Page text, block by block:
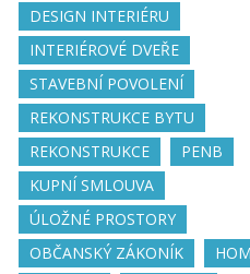
DESIGN INTERIÉRU
INTERIÉROVÉ DVEŘE
STAVEBNÍ POVOLENÍ
REKONSTRUKCE BYTU
REKONSTRUKCE
PENB
KUPNÍ SMLOUVA
ÚLOŽNÉ PROSTORY
OBČANSKÝ ZÁKONÍK